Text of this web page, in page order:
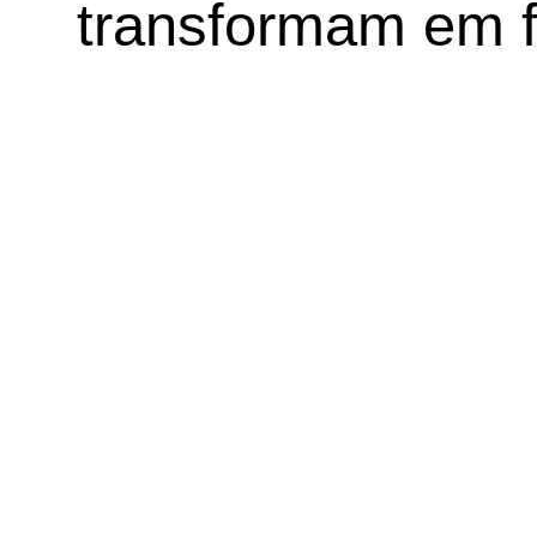
transformam em